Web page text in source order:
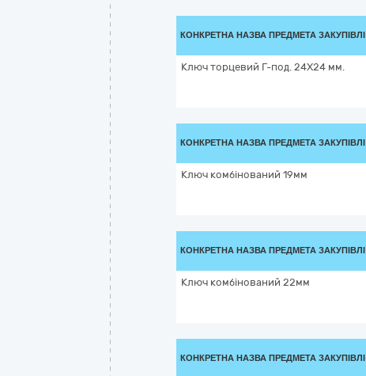
КОНКРЕТНА НАЗВА ПРЕДМЕТА ЗАКУПІВЛІ
Ключ торцевий Г-под. 24X24 мм.
КОНКРЕТНА НАЗВА ПРЕДМЕТА ЗАКУПІВЛІ
Kлюч кoмбінoвaний 19мм
КОНКРЕТНА НАЗВА ПРЕДМЕТА ЗАКУПІВЛІ
Kлюч кoмбінoвaний 22мм
КОНКРЕТНА НАЗВА ПРЕДМЕТА ЗАКУПІВЛІ